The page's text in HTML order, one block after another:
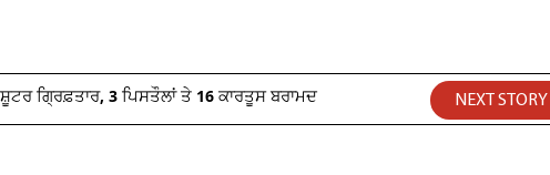
ਗ੍ਰਿਫ਼ਤਾਰ, 3 ਪਿਸਤੌਲਾਂ ਤੇ 16 ਕਾਰਤੂਸ ਬਰਾਮਦ NEXT STORY